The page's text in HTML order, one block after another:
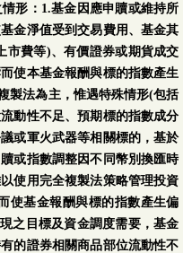
10.2462 0.0116 0.11 %
形：1.基金因應申贖或維持所
金淨值受到交易費用、基金其
市費等)、有價證券或期貨成交
使本基金報酬與標的指數產生
製法為主，惟遇特殊情形(包括
動性不足、預期標的指數成分
或軍火武器等相關標的，基於
或指數調整因不同幣別換匯時
使用完全複製法策略管理投資
使基金報酬與標的指數產生偏
之目標及資金調度需要，基金
的證券相關商品部位流動性不